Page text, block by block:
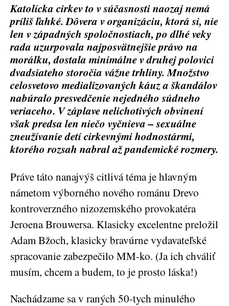
Katolícka cirkev to v súčasnosti naozaj nemá
príliš ľahké. Dôvera v organizáciu, ktorá si, nie
len v západných spoločnostiach, po dlhé veky
rada uzurpovala najposvätnejšie právo na
morálku, dostala minimálne v druhej polovici
dvadsiateho storočia vážne trhliny. Množstvo
celosvetovo medializovaných káuz a škandálov
nabúralo presvedčenie nejedného súdneho
veriaceho. V záplave nelichotivých obvinení
však predsa len niečo vyčnieva – sexuálne
zneužívanie detí cirkevnými hodnostármi,
ktorého rozsah nabral až pandemické rozmery.
Práve táto nanajvýš citlivá téma je hlavným
námetom výborného nového románu Drevo
kontroverzného nizozemského provokatéra
Jeroena Brouwersa. Klasicky excelentne preložil
Adam Bžoch, klasicky bravúrne vydavateľské
spracovanie zabezpečilo MM-ko. (Ja ich chváliť
musím, chcem a budem, to je prosto láska!)
Nachádzame sa v raných 50-tych minulého